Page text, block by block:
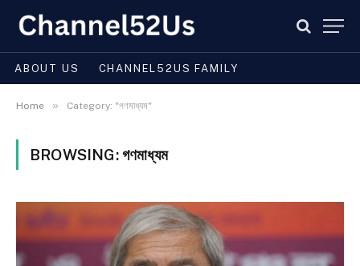
ABOUT US CHANNEL52US FAMILY
Home » Category: "গণমাধ্যম"
BROWSING:গণমাধ্যম